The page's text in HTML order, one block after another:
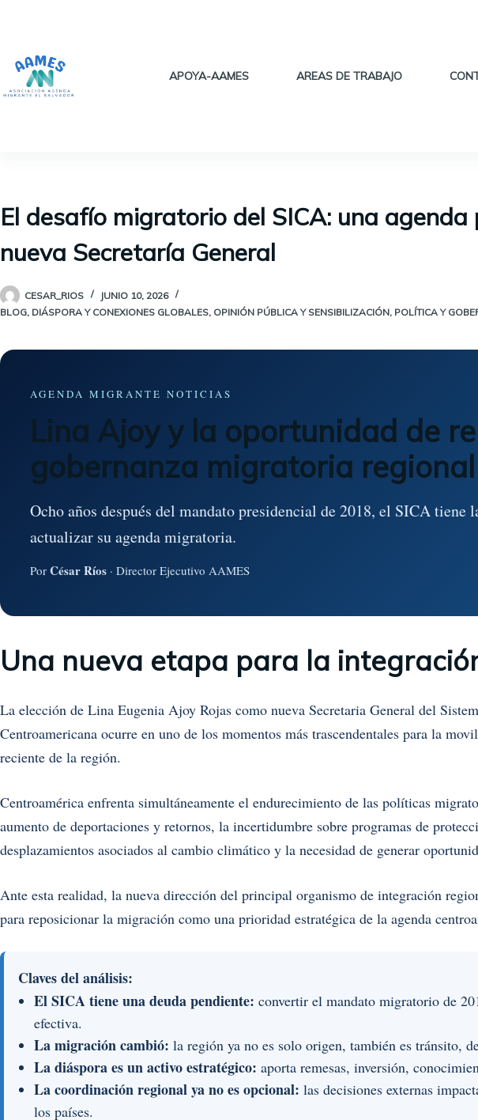
contenido
APOYA-AAMES AREAS DE TRABAJO
El desafío migratorio del SICA: una
nueva Secretaría General
CESAR_RIOS
JUNIO 10, 2026
BLOG, DIÁSPORA Y CONEXIONES GLOBALES, OPINIÓN PÚBLICA Y SENSIBILIZACIÓN, POLÍTICA Y
AGENDA MIGRANTE NOTICIAS
Lina Ajoy y la oportunidad de
gobernanza migratoria regional
Ocho años después del mandato presidencial de 2018, el SICA tiene
actualizar su agenda migratoria.
Por César Ríos · Director Ejecutivo AAMES
Una nueva etapa para la
La elección de Lina Eugenia Ajoy Rojas como nueva Secretaria General del
Centroamericana ocurre en uno de los momentos más trascendentales para la
reciente de la región.
Centroamérica enfrenta simultáneamente el endurecimiento de las políticas
aumento de deportaciones y retornos, la incertidumbre sobre programas de
desplazamientos asociados al cambio climático y la necesidad de generar
Ante esta realidad, la nueva dirección del principal organismo de integración
para reposicionar la migración como una prioridad estratégica de la agenda
Claves del análisis:
El SICA tiene una deuda pendiente: convertir el mandato migratorio de
efectiva.
La migración cambió: la región ya no es solo origen, también es tránsito,
La diáspora es un activo estratégico: aporta remesas, inversión,
La coordinación regional ya no es opcional: las decisiones externas
los países.